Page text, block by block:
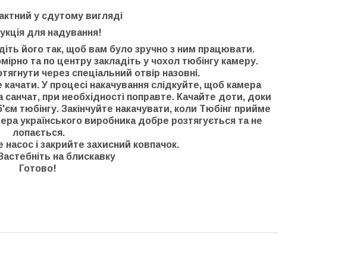
у сдутому вигляді
для надування!
його так, щоб вам було зручно з ним працювати.
та по центру закладіть у чохол тюбінгу камеру.
через спеціальний отвір назовні.
качати. У процесі накачування слідкуйте, щоб камера
при необхідності поправте. Качайте доти, доки
тюбінгу. Закінчуйте накачувати, коли Тюбінг прийме
українського виробника добре розтягується та не
лопається.
і закрийте захисний ковпачок.
на блискавку
Готово!